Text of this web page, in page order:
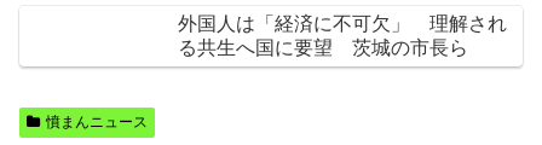
外国人は「経済に不可欠」 理解され
る共生へ国に要望 茨城の市長ら
憤まんニュース